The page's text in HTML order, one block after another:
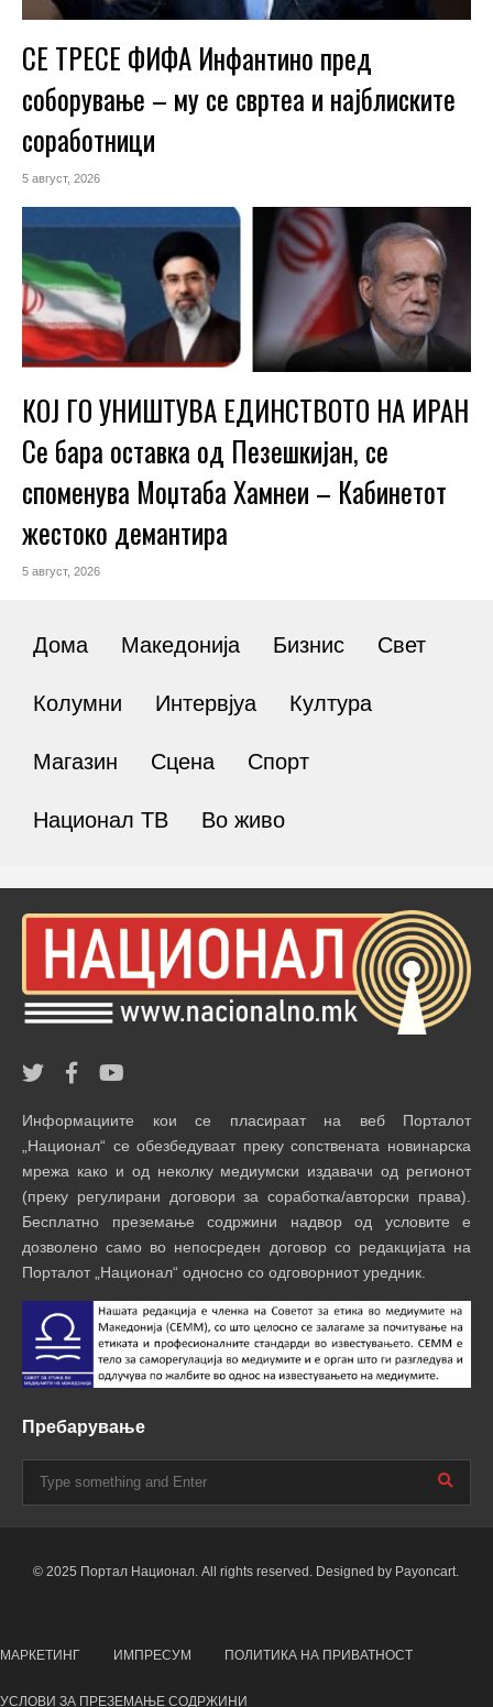
СЕ ТРЕСЕ ФИФА Инфантино пред
соборување – му се свртеа и најблиските
соработници
5 август, 2026
КОЈ ГО УНИШТУВА ЕДИНСТВОТО НА ИРАН
Се бара оставка од Пезешкијан, се
споменува Моџтаба Хамнеи – Кабинетот
жестоко демантира
5 август, 2026
Дома Македонија Бизнис Свет
Колумни Интервјуа Култура
Магазин Сцена Спорт
Национал ТВ Во живо
Информациите кои се пласираат на веб Порталот
„Национал“ се обезбедуваат преку сопствената новинарска
мрежа како и од неколку медиумски издавачи од регионот
(преку регулирани договори за соработка/авторски права).
Бесплатно преземање содржини надвор од условите е
дозволено само во непосреден договор со редакцијата на
Порталот „Национал“ односно со одговорниот уредник.
Пребарување
© 2025 Портал Национал. All rights reserved. Designed by Payoncart.
МАРКЕТИНГ ИМПРЕСУМ ПОЛИТИКА НА ПРИВАТНОСТ
УСЛОВИ ЗА ПРЕЗЕМАЊЕ СОДРЖИНИ